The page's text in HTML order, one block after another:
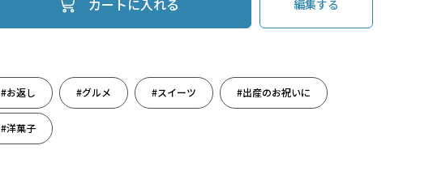
カートに入れる 編集する
#お返し #グルメ #スイーツ #出産のお祝いに
#洋菓子